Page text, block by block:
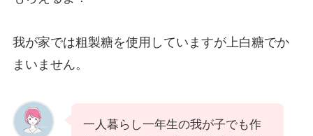
我が家では粗製糖を使用していますが上白糖でか
まいません。
一人暮らし一年生の我が子でも作